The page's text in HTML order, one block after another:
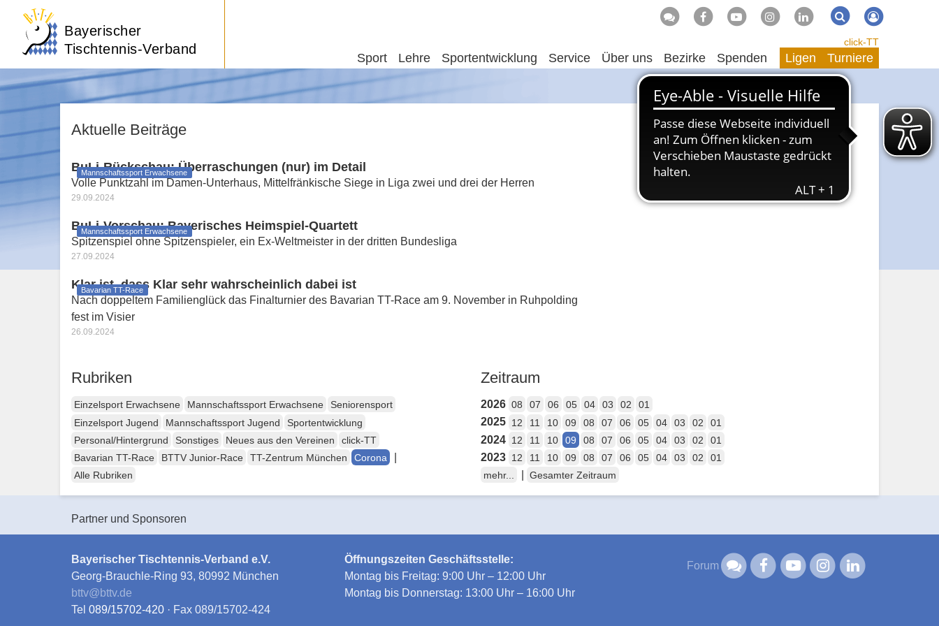
Bayerischer
Tischtennis-Verband
Suche Suchen
Sport Lehre Sportentwicklung Service Über uns Bezirke Spenden
click-TT
Ligen Turniere
Aktuelle Beiträge
Mannschaftssport Erwachsene
BuLi-Rückschau: Überraschungen (nur) im Detail
Volle Punktzahl im Damen-Unterhaus, Mittelfränkische Siege in Liga zwei und drei der Herren
29.09.2024
Mannschaftssport Erwachsene
BuLi-Vorschau: Bayerisches Heimspiel-Quartett
Spitzenspiel ohne Spitzenspieler, ein Ex-Weltmeister in der dritten Bundesliga
27.09.2024
Bavarian TT-Race
Klar ist, dass Klar sehr wahrscheinlich dabei ist
Nach doppeltem Familienglück das Finalturnier des Bavarian TT-Race am 9. November in Ruhpolding
fest im Visier
26.09.2024
Rubriken
Einzelsport Erwachsene Mannschaftssport Erwachsene
Seniorensport
Einzelsport Jugend
Mannschaftssport Jugend
Sportentwicklung
Personal/Hintergrund
Sonstiges Neues aus den Vereinen
click-TT
Bavarian TT-Race
BTTV Junior-Race TT-Zentrum München Corona
Alle Rubriken
Zeitraum
2026 08 07 06 05 04 03 02 01
2025 12 11 10 09 08 07 06 05 04 03 02 01
2024 12 11 10 09 08 07 06 05 04 03 02 01
2023 12 11 10 09 08 07 06 05 04 03 02
01
mehr...
Gesamter Zeitraum
Partner und Sponsoren
Bayerischer Tischtennis-Verband e.V.
Georg-Brauchle-Ring 93, 80992 München
bttv@bttv.de
Tel 089/15702-420 · Fax 089/15702-424
Öffnungszeiten Geschäftsstelle:
Montag bis Freitag: 9:00 Uhr – 12:00 Uhr
Montag bis Donnerstag: 13:00 Uhr – 16:00 Uhr
Forum